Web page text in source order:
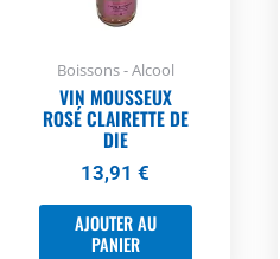
Boissons - Alcool
VIN MOUSSEUX
ROSÉ CLAIRETTE DE
DIE
13,91 €
AJOUTER AU
PANIER